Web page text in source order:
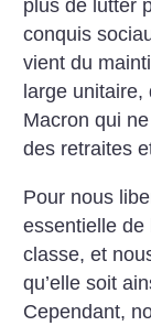
plus de lutter
conquis
vient du
large
Macron qui
des retraites
Pour nous
essentielle de
classe, et
qu’elle soit
Cependant,